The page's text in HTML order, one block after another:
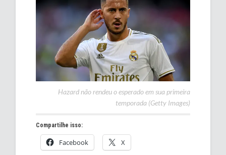
Hazard não rendeu o esperado em sua primeira
temporada (Getty Images)
Compartilhe isso:
Facebook X